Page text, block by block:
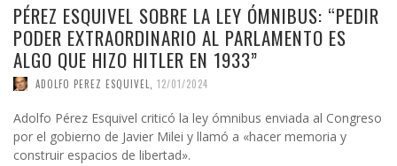
PÉREZ ESQUIVEL SOBRE LA LEY ÓMNIBUS: “PEDIR
PODER EXTRAORDINARIO AL PARLAMENTO ES
ALGO QUE HIZO HITLER EN 1933”
ADOLFO PEREZ ESQUIVEL 12/01/2024
Adolfo Pérez Esquivel criticó la ley ómnibus enviada al Congreso
por el gobierno de Javier Milei y llamó a «hacer memoria y
construir espacios de libertad».